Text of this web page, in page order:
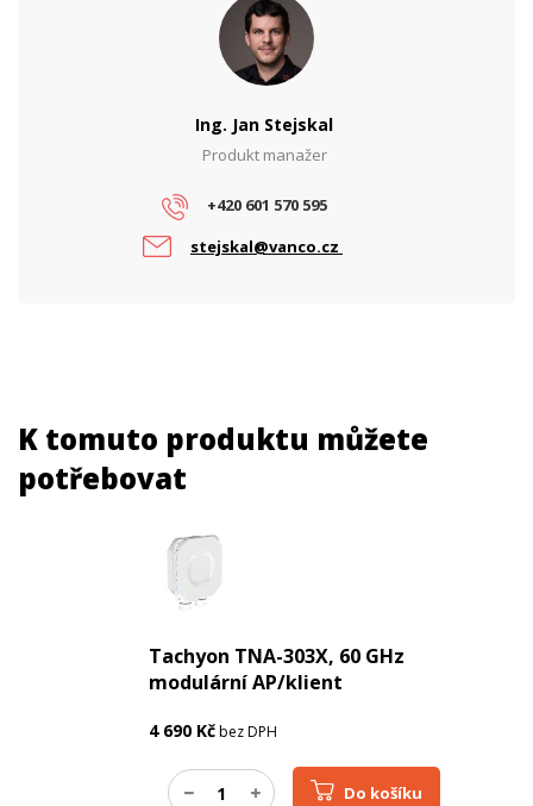
Ing. Jan Stejskal
Produkt manažer
+420 601 570 595
stejskal@vanco.cz
K tomuto produktu můžete
potřebovat
Tachyon TNA-303X, 60 GHz
modulární AP/klient
4 690 Kčbez DPH
Do košíku